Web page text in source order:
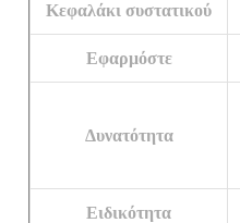
Κεφαλάκι συστατικού
Εφαρμόστε
Δυνατότητα
Ειδικότητα